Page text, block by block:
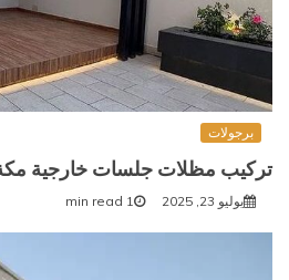
برجولات
تركيب مظلات جلسات خارجية
يوليو 23, 2025 1 min read